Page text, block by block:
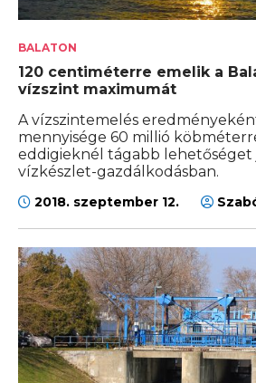
BALATON
120 centiméterre emelik a
vízszint maximumát
A vízszintemelés
mennyisége 60 millió
eddigieknél tágabb lehetőséget
vízkészlet-gazdálkodásban.
2018. szeptember 12.